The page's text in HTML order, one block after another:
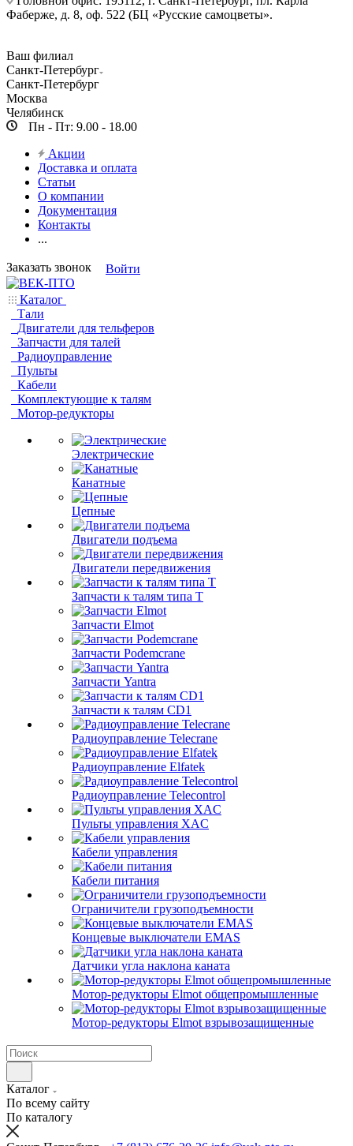
Фаберже, д. 8, оф. 522 (БЦ «Русские самоцветы».
Ваш филиал
Санкт-Петербург
Санкт-Петербург
Москва
Челябинск
Пн - Пт: 9.00 - 18.00
Акции
Доставка и оплата
Статьи
О компании
Документация
Контакты
...
Заказать звонок Войти
Каталог
Тали
Двигатели для тельферов
Запчасти для талей
Радиоуправление
Пульты
Кабели
Комплектующие к талям
Мотор-редукторы
Электрические
Канатные
Цепные
Двигатели подъема
Двигатели передвижения
Запчасти к талям типа Т
Запчасти Elmot
Запчасти Podemcrane
Запчасти Yantra
Запчасти к талям CD1
Радиоуправление Telecrane
Радиоуправление Elfatek
Радиоуправление Telecontrol
Пульты управления XAC
Кабели управления
Кабели питания
Ограничители грузоподъемности
Концевые выключатели EMAS
Датчики угла наклона каната
Мотор-редукторы Elmot общепромышленные
Мотор-редукторы Elmot взрывозащищенные
Каталог
По всему сайту
По каталогу